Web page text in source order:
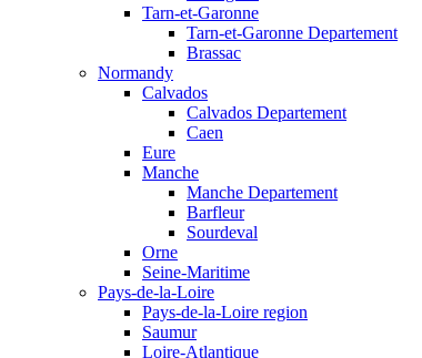
Tarn-et-Garonne
Tarn-et-Garonne Departement
Brassac
Normandy
Calvados
Calvados Departement
Caen
Eure
Manche
Manche Departement
Barfleur
Sourdeval
Orne
Seine-Maritime
Pays-de-la-Loire
Pays-de-la-Loire region
Saumur
Loire-Atlantique